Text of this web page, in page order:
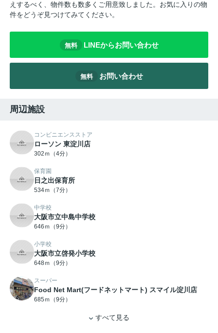
えするべく、物件数も数多くご用意致しました。お気に入りの物
件をどうぞ見つけてみてください。
無料 LINEからお問い合わせ
無料 お問い合わせ
周辺施設
コンビニエンスストア
ローソン 東淀川店
302ｍ（4分）
保育園
日之出保育所
534ｍ（7分）
中学校
大阪市立中島中学校
646ｍ（9分）
小学校
大阪市立啓発小学校
648ｍ（9分）
スーパー
Food Net Mart(フードネットマート) スマイル淀川店
685ｍ（9分）
すべて見る